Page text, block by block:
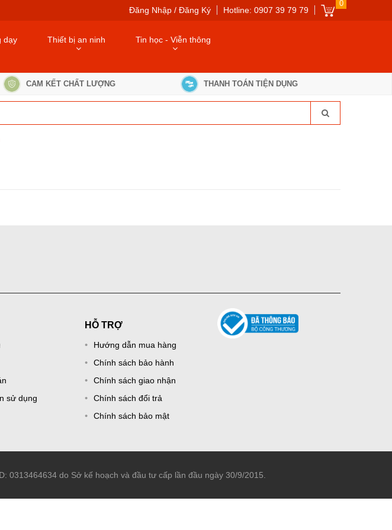
0
Hotline: 0907 39 79 79
Đăng Nhập / Đăng Ký
dạy Thiết bị an ninh Tin học - Viễn thông
CAM KẾT CHẤT LƯỢNG THANH TOÁN TIỆN DỤNG
sử dụng
HỖ TRỢ
Hướng dẫn mua hàng
Chính sách bảo hành
Chính sách giao nhận
Chính sách đổi trả
Chính sách bảo mật
0313464634 do Sở kế hoạch và đầu tư cấp lần đầu ngày 30/9/2015.